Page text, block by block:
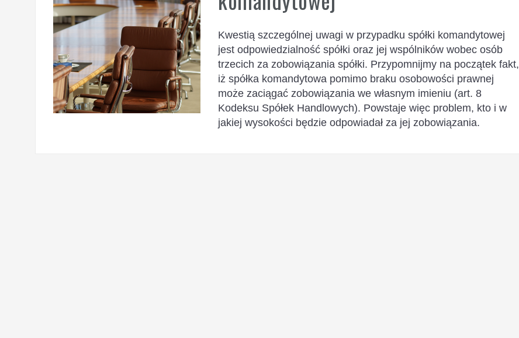
Kwestią szczególnej uwagi w przypadku spółki komandytowej
jest odpowiedzialność spółki oraz jej wspólników wobec osób
trzecich za zobowiązania spółki. Przypomnijmy na początek fakt,
iż spółka komandytowa pomimo braku osobowości prawnej
może zaciągać zobowiązania we własnym imieniu (art. 8
Kodeksu Spółek Handlowych). Powstaje więc problem, kto i w
jakiej wysokości będzie odpowiadał za jej zobowiązania.